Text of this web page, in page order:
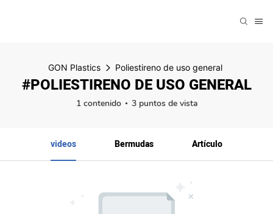
GON Plastics Poliestireno de uso general
#POLIESTIRENO DE USO GENERAL
1 contenido 3 puntos de vista
videos Bermudas Artículo